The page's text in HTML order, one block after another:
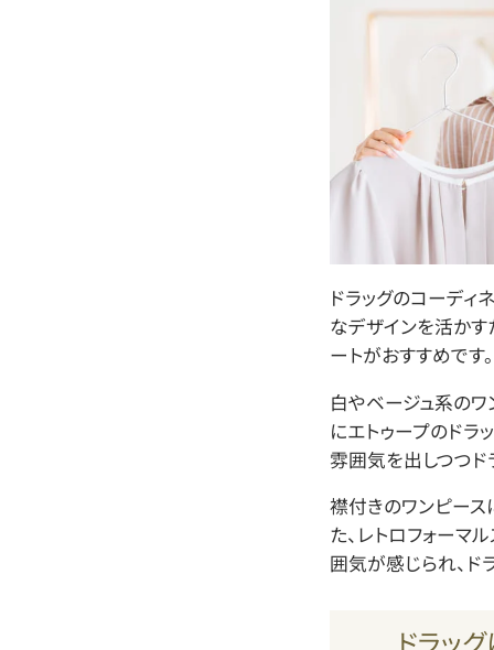
ドラッグのコーディ
なデザインを活かす
ートがおすすめです。
白やベージュ系のワ
にエトゥープのドラ
雰囲気を出しつつド
襟付きのワンピー
た、レトロフォーマ
囲気が感じられ、ド
ドラッ